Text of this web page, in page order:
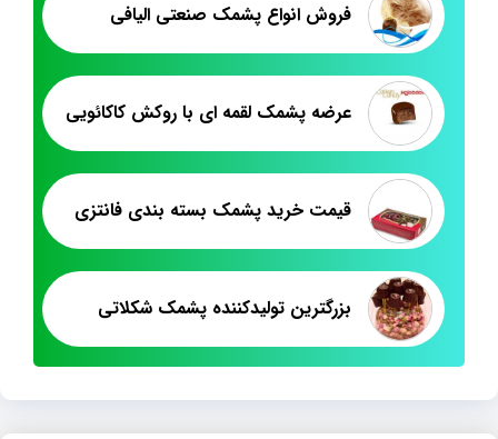
فروش انواع پشمک صنعتی الیافی
عرضه پشمک لقمه ای با روکش کاکائویی
قیمت خرید پشمک بسته بندی فانتزی
بزرگترین تولیدکننده پشمک شکلاتی